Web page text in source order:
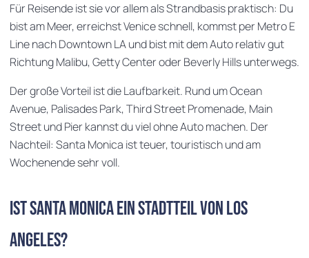
Für Reisende ist sie vor allem als Strandbasis praktisch: Du
bist am Meer, erreichst Venice schnell, kommst per Metro E
Line nach Downtown LA und bist mit dem Auto relativ gut
Richtung Malibu, Getty Center oder Beverly Hills unterwegs.
Der große Vorteil ist die Laufbarkeit. Rund um Ocean
Avenue, Palisades Park, Third Street Promenade, Main
Street und Pier kannst du viel ohne Auto machen. Der
Nachteil: Santa Monica ist teuer, touristisch und am
Wochenende sehr voll.
Ist Santa Monica ein Stadtteil von Los
Angeles?